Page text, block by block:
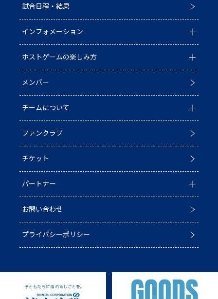
試合日程・結果
インフォメーション
全ての記事
イベント
お知らせ
試合情報
普及活動
ACADEMY
ホストゲームの楽しみ方
ホストゲームについて
D1/D2入替戦
ホストゲーム最終
第6戦ホストゲーム
青鮫祭り2026
第4戦ホストゲーム
第3戦ホストゲーム
第1戦ホストゲーム
メンバー
チームについて
チーム情報
チームの歴史
ホストのご案内
ファンクラブ
チケット
パートナー
パートナー一覧
パートナー募集
お問い合わせ
プライバシーポリシー